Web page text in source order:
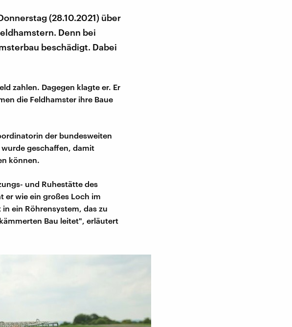
(28.10.2021) über
Denn bei
beschädigt. Dabei
zahlen. Dagegen klagte er. Er
die Feldhamster ihre Baue
der bundesweiten
geschaffen, damit
können.
und Ruhestätte des
er wie ein großes Loch im
ein Röhrensystem, das zu
Bau leitet", erläutert